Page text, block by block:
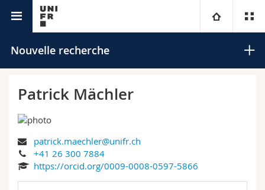
Université
Campus
Recherche
Droit
Vous êtes
Futurs étudiants
Ressources
Nouvelle recherche
Rechercher
Patrick Mächler
patrick.maechler@unifr.ch
+41 26 300 7884
https://orcid.org/0009-0008-0597-5866